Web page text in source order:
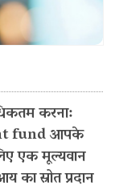
करना:
fund आपके
एक मूल्यवान
का स्रोत प्रदान